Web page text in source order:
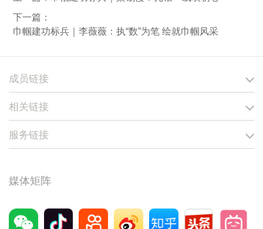
下一篇：
巾帼建功标兵｜李薇薇：执“数”为笔 绘就巾帼风采
媒体矩阵
成员链接
相关链接
服务链接